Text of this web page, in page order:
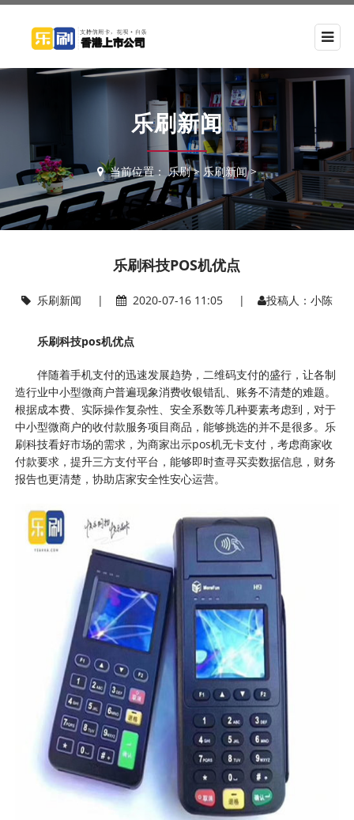
乐刷新闻
当前位置： 乐刷> 乐刷新闻>
乐刷科技POS机优点
乐刷新闻 | 2020-07-16 11:05 | 投稿人：小陈
乐刷科技pos机优点
伴随着手机支付的迅速发展趋势，二维码支付的盛行，让各制
造行业中小型微商户普遍现象消费收银错乱、账务不清楚的难题。
根据成本费、实际操作复杂性、安全系数等几种要素考虑到，对于
中小型微商户的收付款服务项目商品，能够挑选的并不是很多。乐
刷科技看好市场的需求，为商家出示pos机无卡支付，考虑商家收
付款要求，提升三方支付平台，能够即时查寻买卖数据信息，财务
报告也更清楚，协助店家安全性安心运营。